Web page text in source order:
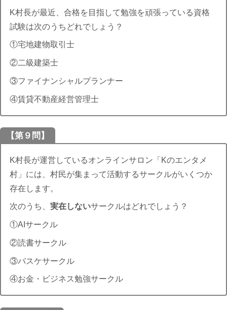
K村長が最近、合格を目指して勉強を頑張っている資格
試験は次のうちどれでしょう？
①宅地建物取引士
②二級建築士
③ファイナンシャルプランナー
④賃貸不動産経営管理士
【第９問】
K村長が運営しているオンラインサロン「Kのエンタメ
村」には、村民が集まって活動するサークルがいくつか
存在します。
次のうち、実在しないサークルはどれでしょう？
①AIサークル
②読書サークル
③バスケサークル
④お金・ビジネス勉強サークル